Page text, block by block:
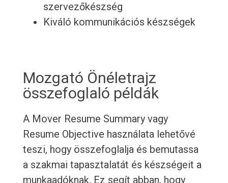
szervezőkészség
Kiváló kommunikációs készségek
Mozgató Önéletrajz
összefoglaló példák
A Mover Resume Summary vagy
Resume Objective használata lehetővé
teszi, hogy összefoglalja és bemutassa
a szakmai tapasztalatát és készségeit a
munkaadóknak. Ez segít abban, hogy